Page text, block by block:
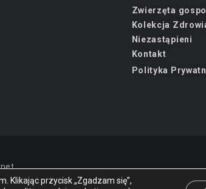
Zwierzęta
Kolekcja
Niezastąpieni
Kontakt
Polityka
Klikając przycisk „Zgadzam się”,